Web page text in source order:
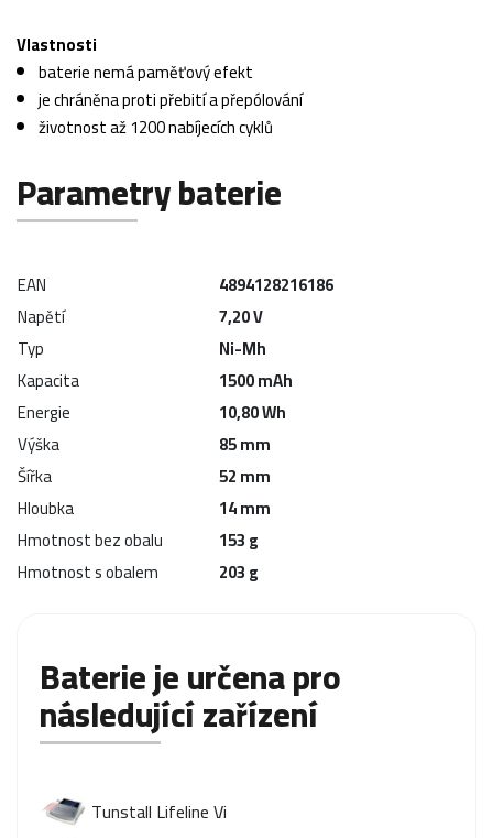
Vlastnosti
baterie nemá paměťový efekt
je chráněna proti přebití a přepólování
životnost až 1200 nabíjecích cyklů
Parametry baterie
EAN
4894128216186
Napětí
7,20 V
Typ
Ni-Mh
Kapacita
1500 mAh
Energie
10,80 Wh
Výška
85 mm
Šířka
52 mm
Hloubka
14 mm
Hmotnost bez obalu
153 g
Hmotnost s obalem
203 g
Baterie je určena pro
následující zařízení
Tunstall Lifeline Vi